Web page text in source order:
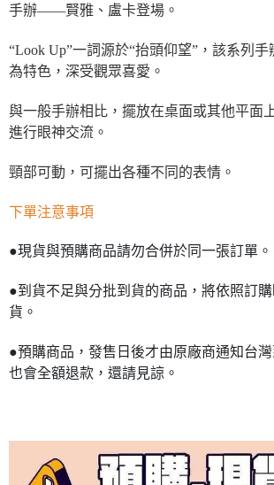
手辦——賢雅、盧卡登場。
“Look Up”一詞源於“抬頭仰望”，該系列
為特色，深受觀眾喜愛。
與一般手辦相比，擺放在桌面或其他平面
進行眼神交流。
頸部可動，可擺出各種不同的表情。
下單注意事項
●現貨與預購商品請勿合併於同一張訂單。
●到貨不足與分批到貨的商品，將依照訂
貨。
●預購商品，發售日後才由原廠商通知台
也會全額退款，還請見諒。